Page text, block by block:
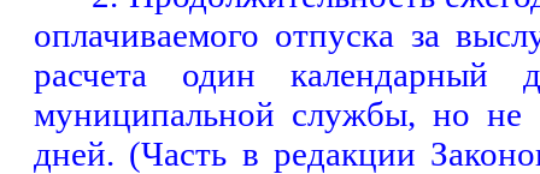
оплачиваемого отпуска за
расчета один
муниципальной службы, но не
дней. (Часть в редакции